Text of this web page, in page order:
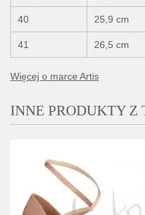
40 25,9 cm
41 26,5 cm
Więcej o marce Artis
INNE PRODUKTY Z